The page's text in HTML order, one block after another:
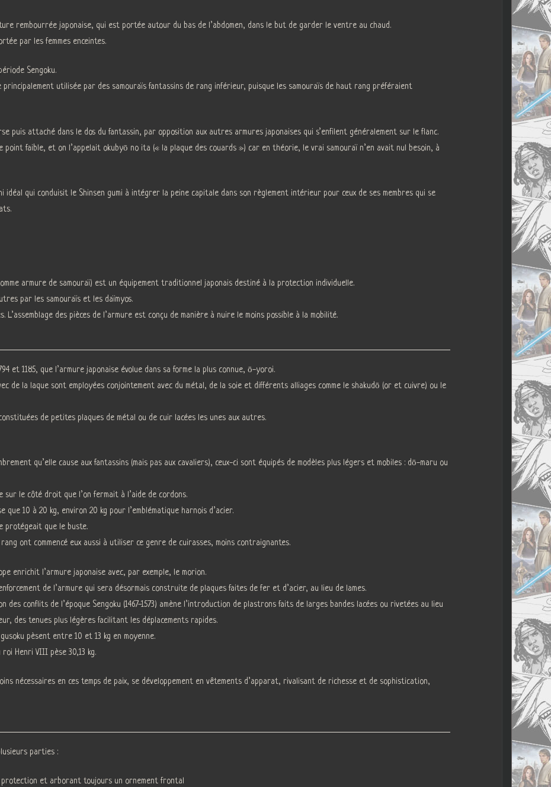
rembourrée japonaise, qui est portée autour du bas de l’abdomen, dans le but de garder le ventre au chaud.
par les femmes enceintes.
Sengoku.
principalement utilisée par des samouraïs fantassins de rang inférieur, puisque les samouraïs de haut rang préféraient
puis attaché dans le dos du fantassin, par opposition aux autres armures japonaises qui s’enfilent généralement sur le flanc.
point faible, et on l’appelait okubyō no ita (« la plaque des couards ») car en théorie, le vrai samouraï n’en avait nul besoin, à
qui conduisit le Shinsen gumi à intégrer la peine capitale dans son règlement intérieur pour ceux de ses membres qui se
armure de samouraï) est un équipement traditionnel japonais destiné à la protection individuelle.
par les samouraïs et les daïmyos.
des pièces de l’armure est conçu de manière à nuire le moins possible à la mobilité.
et 1185, que l’armure japonaise évolue dans sa forme la plus connue, ō-yoroi.
de la laque sont employées conjointement avec du métal, de la soie et différents alliages comme le shakudō (or et cuivre) ou le
de petites plaques de métal ou de cuir lacées les unes aux autres.
qu’elle cause aux fantassins (mais pas aux cavaliers), ceux-ci sont équipés de modèles plus légers et mobiles : dō-maru ou
le côté droit que l’on fermait à l’aide de cordons.
que 10 à 20 kg, environ 20 kg pour l’emblématique harnois d’acier.
protégeait que le buste.
ont commencé eux aussi à utiliser ce genre de cuirasses, moins contraignantes.
enrichit l’armure japonaise avec, par exemple, le morion.
de l’armure qui sera désormais construite de plaques faites de fer et d’acier, au lieu de lames.
des conflits de l’époque Sengoku (1467-1573) amène l’introduction de plastrons faits de larges bandes lacées ou rivetées au lieu
des tenues plus légères facilitant les déplacements rapides.
pèsent entre 10 et 13 kg en moyenne.
Henri VIII pèse 30,13 kg.
nécessaires en ces temps de paix, se développement en vêtements d’apparat, rivalisant de richesse et de sophistication,
parties :
protection et arborant toujours un ornement frontal